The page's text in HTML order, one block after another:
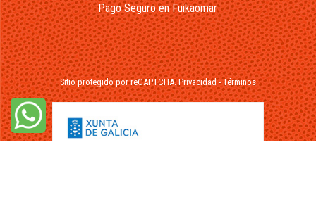
Pago Seguro en Fuikaomar
Sitio protegido por reCAPTCHA.Privacidad-Términos